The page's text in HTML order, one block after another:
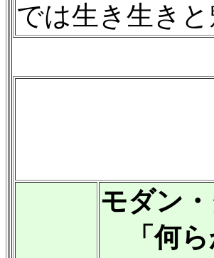
では生き生き
モダン
「何ら